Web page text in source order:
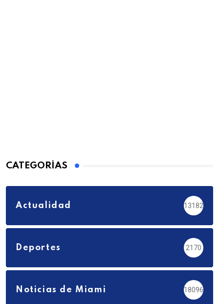
CATEGORÍAS
Actualidad 13182
Deportes 2170
Noticias de Miami 18096